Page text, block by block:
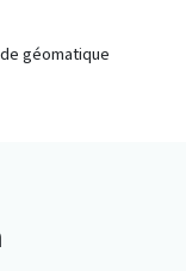
géomatique